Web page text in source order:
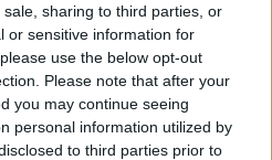
sharing to third parties, or
or sensitive information for
use the below opt-out
Please note that after your
you may continue seeing
personal information utilized by
to third parties prior to